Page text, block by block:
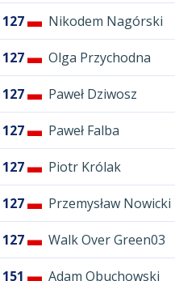
127 Nikodem Nagórski
127 Olga Przychodna
127 Paweł Dziwosz
127 Paweł Falba
127 Piotr Królak
127 Przemysław Nowicki
127 Walk Over Green03
151 Adam Obuchowski